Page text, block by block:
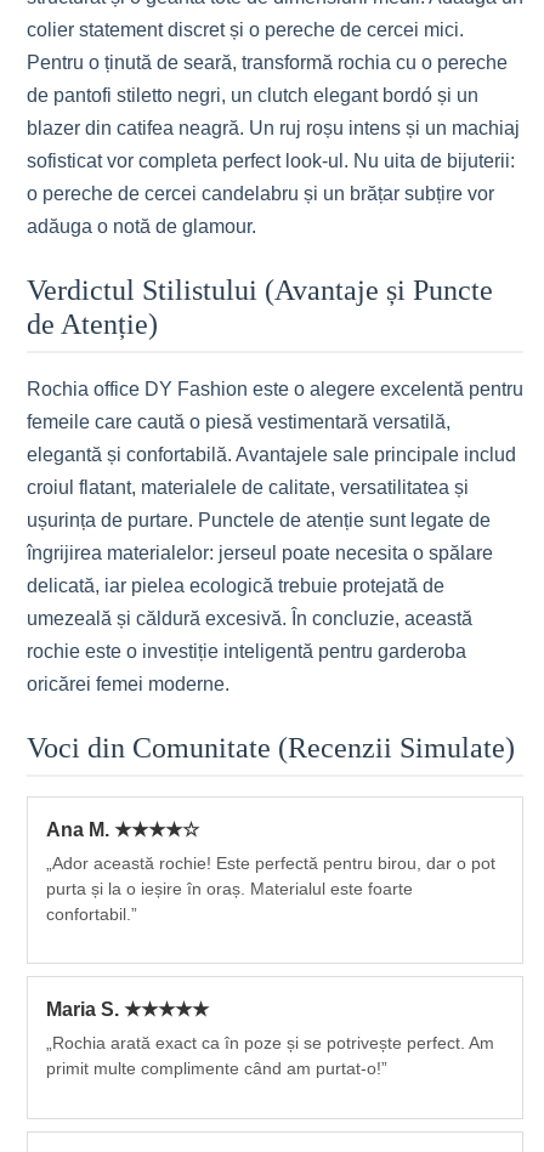
colier statement discret și o pereche de cercei mici.
Pentru o ținută de seară, transformă rochia cu o pereche
de pantofi stiletto negri, un clutch elegant bordó și un
blazer din catifea neagră. Un ruj roșu intens și un machiaj
sofisticat vor completa perfect look-ul. Nu uita de bijuterii:
o pereche de cercei candelabru și un brățar subțire vor
adăuga o notă de glamour.
Verdictul Stilistului (Avantaje și Puncte
de Atenție)
Rochia office DY Fashion este o alegere excelentă pentru
femeile care caută o piesă vestimentară versatilă,
elegantă și confortabilă. Avantajele sale principale includ
croiul flatant, materialele de calitate, versatilitatea și
ușurința de purtare. Punctele de atenție sunt legate de
îngrijirea materialelor: jerseul poate necesita o spălare
delicată, iar pielea ecologică trebuie protejată de
umezeală și căldură excesivă. În concluzie, această
rochie este o investiție inteligentă pentru garderoba
oricărei femei moderne.
Voci din Comunitate (Recenzii Simulate)
Ana M. ★★★★☆
„Ador această rochie! Este perfectă pentru birou, dar o pot
purta și la o ieșire în oraș. Materialul este foarte
confortabil.”
Maria S. ★★★★★
„Rochia arată exact ca în poze și se potrivește perfect. Am
primit multe complimente când am purtat-o!”